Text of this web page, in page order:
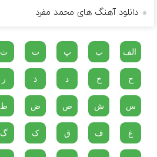
دانلود آهنگ های محمد مفرد
الف ب پ ت ث
ح خ د ذ ر
س ش ص ض ط
غ ف ق ک گ